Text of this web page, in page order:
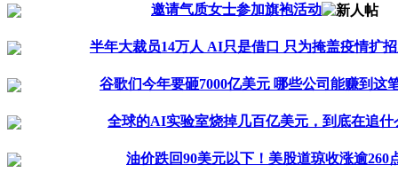
邀请气质女士参加旗袍活动
半年大裁员14万人 AI只是借口 只为掩盖疫情扩
谷歌们今年要砸7000亿美元 哪些公司能赚到这
全球的AI实验室烧掉几百亿美元，到底在追什
油价跌回90美元以下！美股道琼收涨逾260